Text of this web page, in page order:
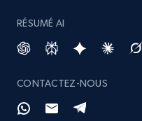
Asin, URL, Name,
price, Currency, Sold,
RÉSUMÉ AI
CONTACTEZ-NOUS